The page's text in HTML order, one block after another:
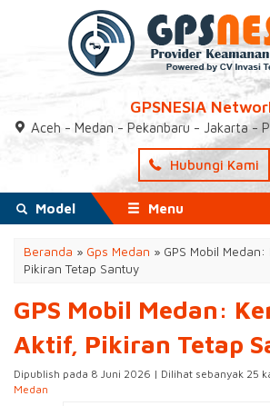
GPSNESIA
Aceh - Medan - Pekanbaru - Jakarta -
Hubungi Kami
Model Menu
Beranda » Gps Medan » GPS Mobil
Pikiran Tetap Santuy
GPS Mobil Medan:
Aktif, Pikiran Tetap
Dipublish pada 8 Juni 2026 | Dilihat sebanyak 25
Medan